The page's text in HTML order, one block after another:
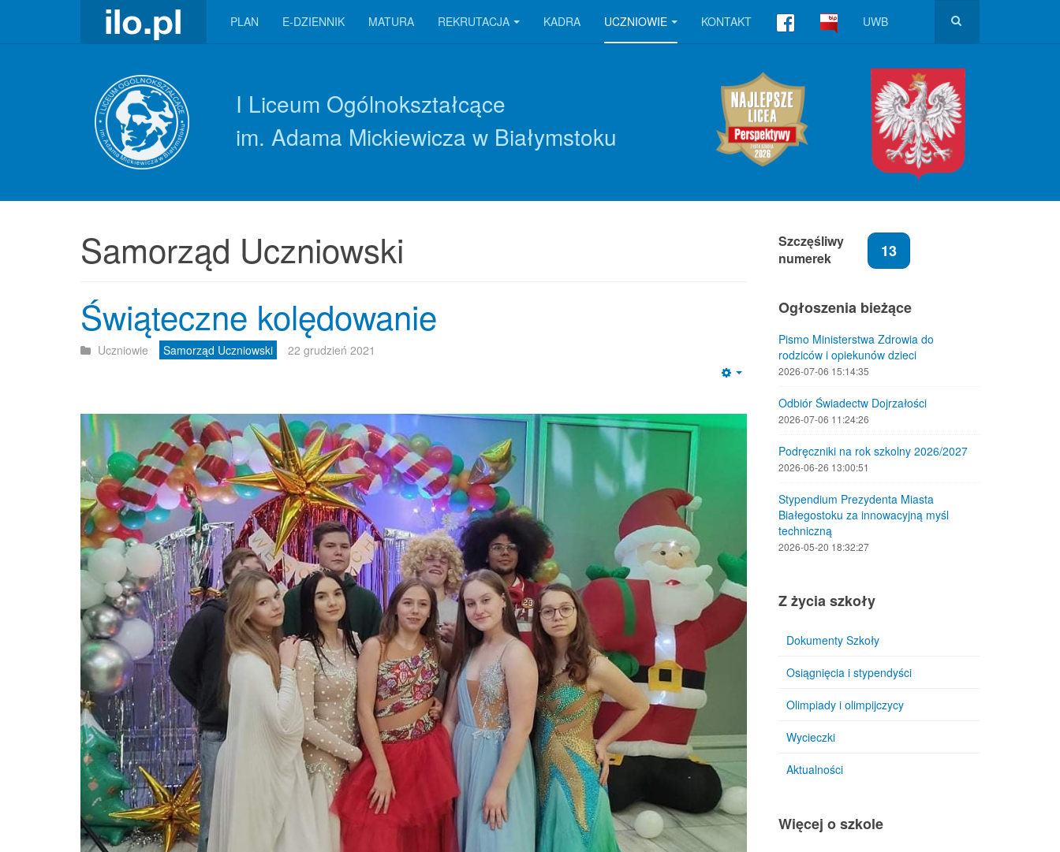
PLAN E-DZIENNIK MATURA REKRUTACJA KADRA UCZNIOWIE KONTAKT UWB
I Liceum Ogólnokształcące
im. Adama Mickiewicza w Białymstoku
Samorząd Uczniowski
Świąteczne kolędowanie
Uczniowie Samorząd Uczniowski 22 grudzień 2021
Szczęśliwy
numerek
13
Ogłoszenia bieżące
Pismo Ministerstwa Zdrowia do
rodziców i opiekunów dzieci
2026-07-06 15:14:35
Odbiór Świadectw Dojrzałości
2026-07-06 11:24:26
Podręczniki na rok szkolny 2026/2027
2026-06-26 13:00:51
Stypendium Prezydenta Miasta
Białegostoku za innowacyjną myśl
techniczną
2026-05-20 18:32:27
Z życia szkoły
Dokumenty Szkoły
Osiągnięcia i stypendyści
Olimpiady i olimpijczycy
Wycieczki
Aktualności
Więcej o szkole